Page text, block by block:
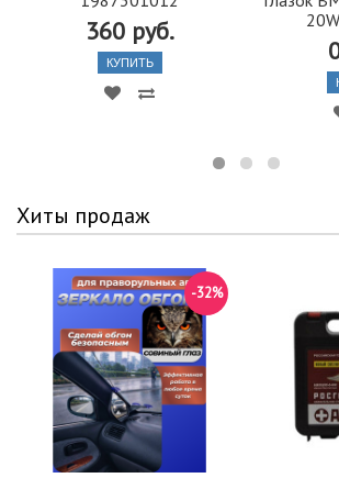
360 руб.
КУПИТЬ
Хиты продаж
-32%